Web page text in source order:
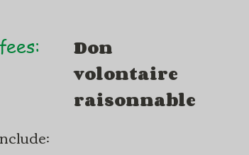
Don
volontaire
raisonnable